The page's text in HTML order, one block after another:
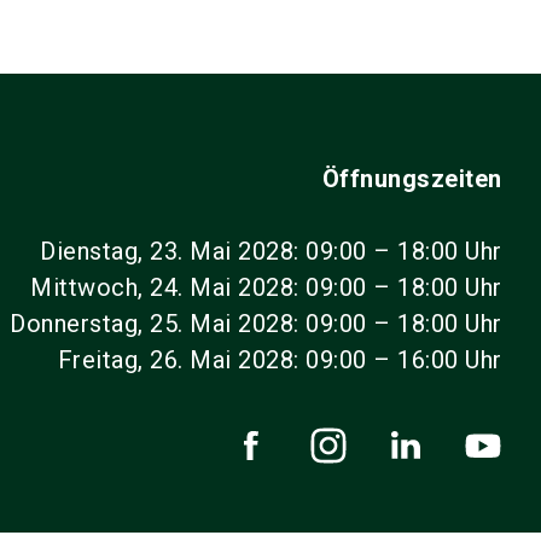
Öffnungszeiten
Dienstag, 23. Mai 2028: 09:00 – 18:00 Uhr
Mittwoch, 24. Mai 2028: 09:00 – 18:00 Uhr
Donnerstag, 25. Mai 2028: 09:00 – 18:00 Uhr
Freitag, 26. Mai 2028: 09:00 – 16:00 Uhr